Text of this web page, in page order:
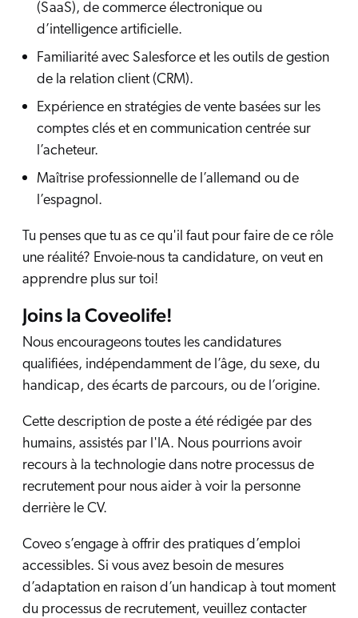
(SaaS), de commerce électronique ou
d’intelligence artificielle.
Familiarité avec Salesforce et les outils de gestion
de la relation client (CRM).
Expérience en stratégies de vente basées sur les
comptes clés et en communication centrée sur
l’acheteur.
Maîtrise professionnelle de l’allemand ou de
l’espagnol.
Tu penses que tu as ce qu'il faut pour faire de ce rôle
une réalité? Envoie-nous ta candidature, on veut en
apprendre plus sur toi!
Joins la Coveolife!
Nous encourageons toutes les candidatures
qualifiées, indépendamment de l’âge, du sexe, du
handicap, des écarts de parcours, ou de l’origine.
Cette description de poste a été rédigée par des
humains, assistés par l'IA. Nous pourrions avoir
recours à la technologie dans notre processus de
recrutement pour nous aider à voir la personne
derrière le CV.
Coveo s’engage à offrir des pratiques d’emploi
accessibles. Si vous avez besoin de mesures
d’adaptation en raison d’un handicap à tout moment
du processus de recrutement, veuillez contacter